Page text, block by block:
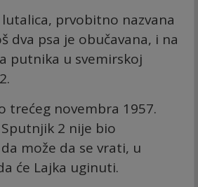
prvobitno nazvana
dva psa je obučavana, i na
putnika u svemirskoj
trećeg novembra 1957.
2 nije bio
može da se vrati, u
će Lajka uginuti.